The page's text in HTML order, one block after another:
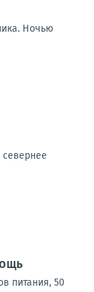
Ночью
питания, 50